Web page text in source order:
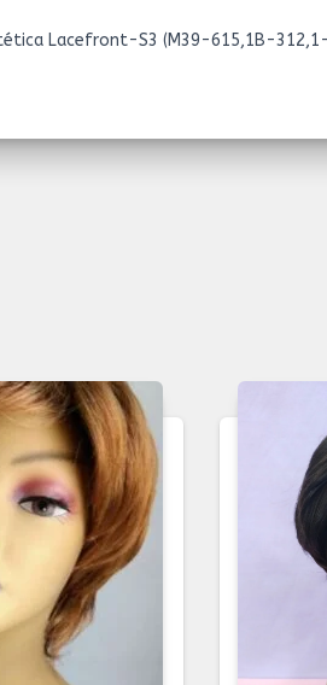
Lacefront-S3 (M39-615,1B-